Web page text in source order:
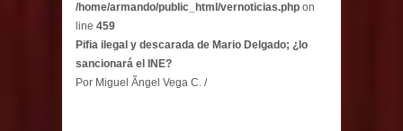
/home/armando/public_html/vernoticias.php on
line 459
Pifia ilegal y descarada de Mario Delgado; ¿lo
sancionará el INE?
Por Miguel Ãngel Vega C. /